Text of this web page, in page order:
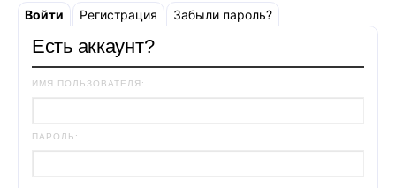
Войти Регистрация Забыли пароль?
Есть аккаунт?
ИМЯ ПОЛЬЗОВАТЕЛЯ:
ПАРОЛЬ: